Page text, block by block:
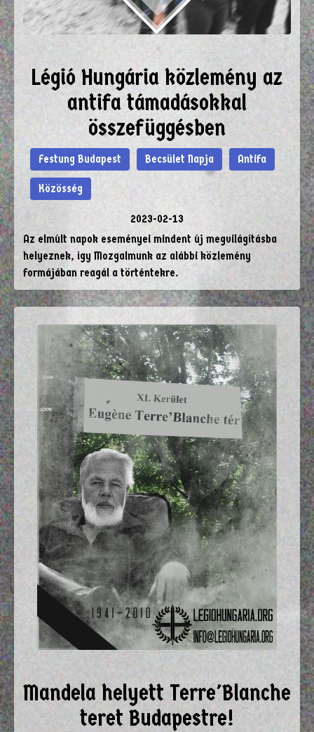
Légió Hungária közlemény az
antifa támadásokkal
összefüggésben
Festung Budapest Becsület Napja Antifa
Közösség
2023-02-13
Az elmúlt napok eseményei mindent új megvilágításba
helyeznek, így Mozgalmunk az alábbi közlemény
formájában reagál a történtekre.
Mandela helyett Terre'Blanche
teret Budapestre!